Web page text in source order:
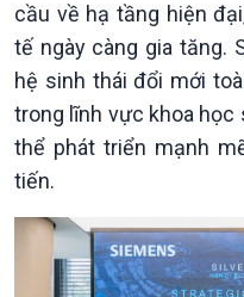
cầu về hạ tầng hiện
tế ngày càng gia tăng.
hệ sinh thái đổi mới
trong lĩnh vực khoa học
thể phát triển mạnh
tiến.